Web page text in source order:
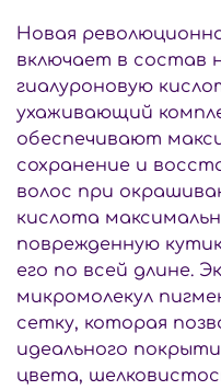
Новая
включает в состав
гиалуроновую
ухаживающий
обеспечивают
сохранение и
волос при
кислота
поврежденную
его по всей длине.
микромолекул
сетку, которая
идеального
цвета,